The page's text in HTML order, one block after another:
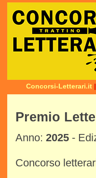
Concorsi-Letterari.it |
Premio
Anno: 2025 -
Concorso